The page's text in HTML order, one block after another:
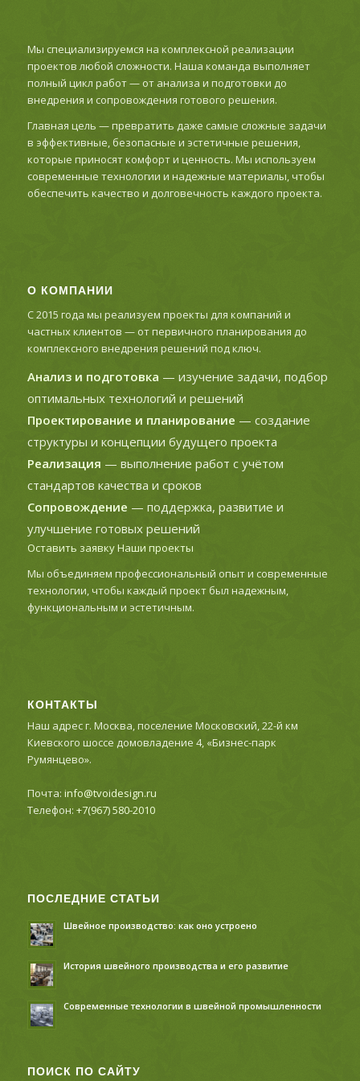
Мы специализируемся на комплексной реализации
проектов любой сложности. Наша команда выполняет
полный цикл работ — от анализа и подготовки до
внедрения и сопровождения готового решения.
Главная цель — превратить даже самые сложные задачи
в эффективные, безопасные и эстетичные решения,
которые приносят комфорт и ценность. Мы используем
современные технологии и надежные материалы, чтобы
обеспечить качество и долговечность каждого проекта.
О КОМПАНИИ
С 2015 года мы реализуем проекты для компаний и
частных клиентов — от первичного планирования до
комплексного внедрения решений под ключ.
Анализ и подготовка — изучение задачи, подбор
оптимальных технологий и решений
Проектирование и планирование — создание
структуры и концепции будущего проекта
Реализация — выполнение работ с учётом
стандартов качества и сроков
Сопровождение — поддержка, развитие и
улучшение готовых решений
Оставить заявкуНаши проекты
Мы объединяем профессиональный опыт и современные
технологии, чтобы каждый проект был надежным,
функциональным и эстетичным.
КОНТАКТЫ
Наш адрес г. Москва, поселение Московский, 22-й км
Киевского шоссе домовладение 4, «Бизнес-парк
Румянцево».
Почта: info@tvoidesign.ru
Телефон: +7(967) 580-2010
ПОСЛЕДНИЕ СТАТЬИ
Швейное производство: как оно устроено
История швейного производства и его развитие
Современные технологии в швейной промышленности
ПОИСК ПО САЙТУ